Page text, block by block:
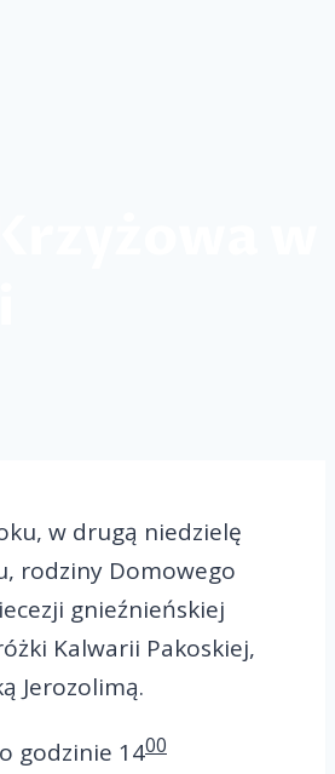
w drugą niedzielę
rodziny Domowego
gnieźnieńskiej
Kalwarii Pakoskiej,
Jerozolimą.
godzinie 1400